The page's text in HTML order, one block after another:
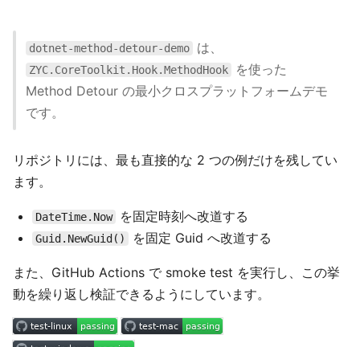
dotnet-method-detour-demo は、
ZYC.CoreToolkit.Hook.MethodHook
を使った
Method Detour の最小クロスプラットフォームデモ
です。
リポジトリには、最も直接的な 2 つの例だけを残してい
ます。
DateTime.Now を固定時刻へ改道する
Guid.NewGuid() を固定 Guid へ改道する
また、GitHub Actions で smoke test を実行し、この挙
動を繰り返し検証できるようにしています。